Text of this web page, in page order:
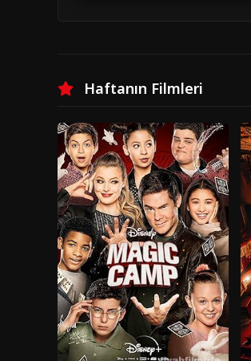
Haftanın Filmleri